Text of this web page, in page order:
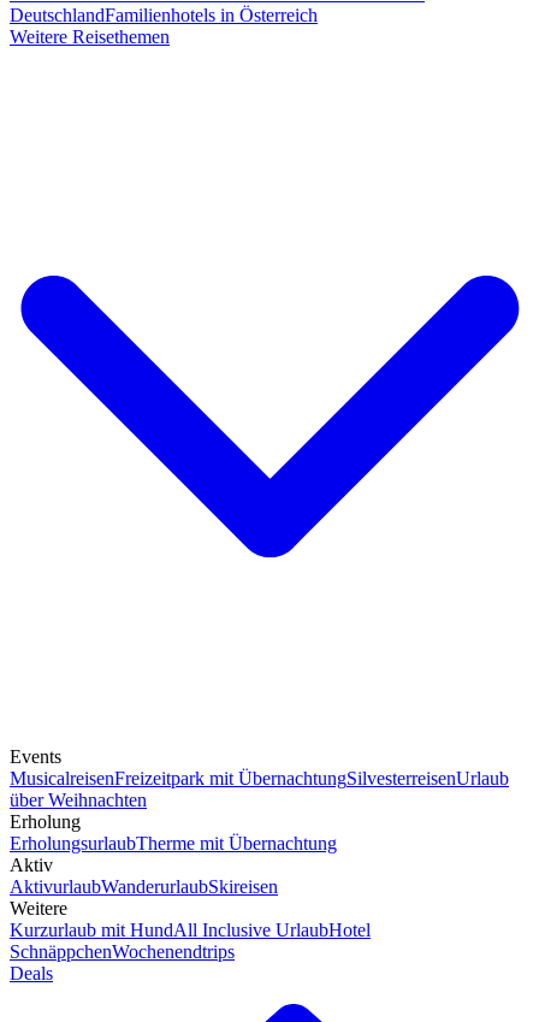
DeutschlandFamilienhotels in Österreich
Weitere Reisethemen
Events
MusicalreisenFreizeitpark mit ÜbernachtungSilvesterreisenUrlaub
über Weihnachten
Erholung
ErholungsurlaubTherme mit Übernachtung
Aktiv
AktivurlaubWanderurlaubSkireisen
Weitere
Kurzurlaub mit HundAll Inclusive UrlaubHotel
SchnäppchenWochenendtrips
Deals